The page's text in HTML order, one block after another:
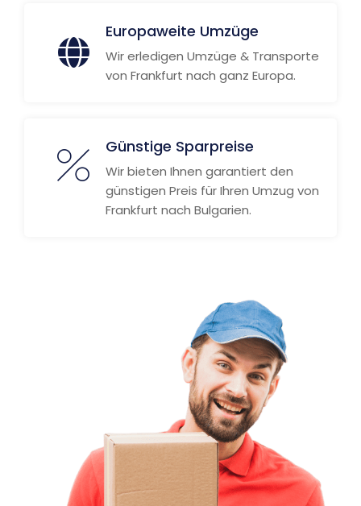
Europaweite Umzüge
Wir erledigen Umzüge & Transporte
von Frankfurt nach ganz Europa.
Günstige Sparpreise
Wir bieten Ihnen garantiert den
günstigen Preis für Ihren Umzug von
Frankfurt nach Bulgarien.